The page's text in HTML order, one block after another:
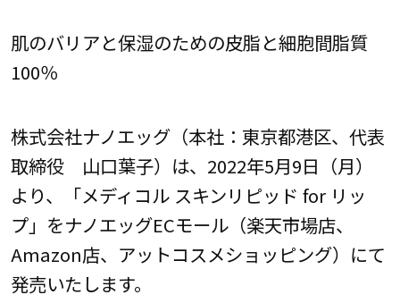
肌のバリアと保湿のための皮脂と細胞間脂質
100％
株式会社ナノエッグ（本社：東京都港区、代表
取締役 山口葉子）は、2022年5月9日（月）
より、「メディコル スキンリピッド for リッ
プ」をナノエッグECモール（楽天市場店、
Amazon店、アットコスメショッピング）にて
発売いたします。